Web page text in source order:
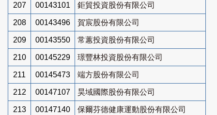
207 00143101 鉅貿投資股份有限公司
208 00143496 賀宸股份有限公司
209 00143550 常蕙投資股份有限公司
210 00145229 璟豐林投資股份有限公司
211 00145473 端方股份有限公司
212 00147107 昊域國際股份有限公司
213 00147140 保爾芬德健康運動股份有限公司